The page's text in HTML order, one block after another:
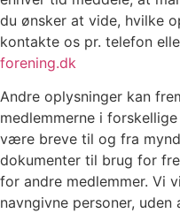
du ønsker at vide, hvilke
kontakte os pr. telefon
forening.dk
Andre oplysninger kan
medlemmerne i
være breve til og fra
dokumenter til brug for
for andre medlemmer. Vi
navngivne personer,